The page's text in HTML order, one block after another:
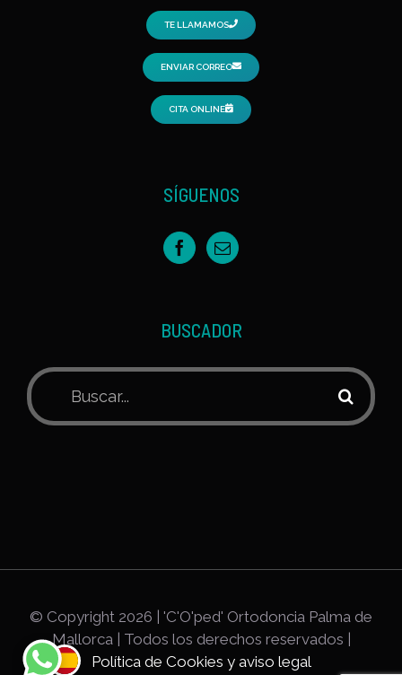
TE LLAMAMOS
ENVIAR CORREO
CITA ONLINE
SÍGUENOS
BUSCADOR
© Copyright 2026 | 'C'O'ped' Ortodoncia Palma de
Mallorca | Todos los derechos reservados |
Política de Cookies y aviso legal